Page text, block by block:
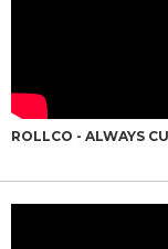
ROLLCO - ALWAYS